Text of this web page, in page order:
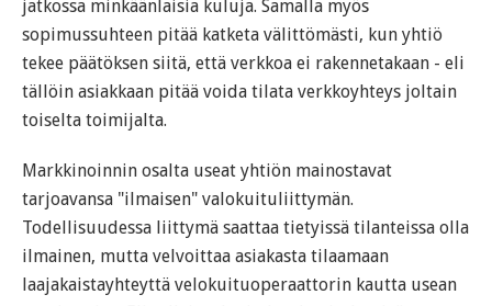
jatkossa minkäänlaisia kuluja. Samalla myös
sopimussuhteen pitää katketa välittömästi, kun yhtiö
tekee päätöksen siitä, että verkkoa ei rakennetakaan - eli
tällöin asiakkaan pitää voida tilata verkkoyhteys joltain
toiselta toimijalta.
Markkinoinnin osalta useat yhtiön mainostavat
tarjoavansa "ilmaisen" valokuituliittymän.
Todellisuudessa liittymä saattaa tietyissä tilanteissa olla
ilmainen, mutta velvoittaa asiakasta tilaamaan
laajakaistayhteyttä velokuituoperaattorin kautta usean